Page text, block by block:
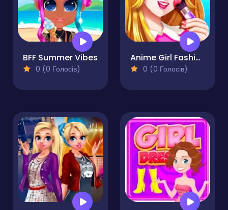
BFF Summer Vibes
0 (0 Голосів)
Anime Girl Fashion Make Up
0 (0 Голосів)